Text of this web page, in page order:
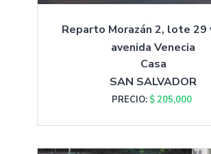
Reparto Morazán 2, lote 29
avenida Venecia
Casa
SAN SALVADOR
PRECIO: $ 205,000